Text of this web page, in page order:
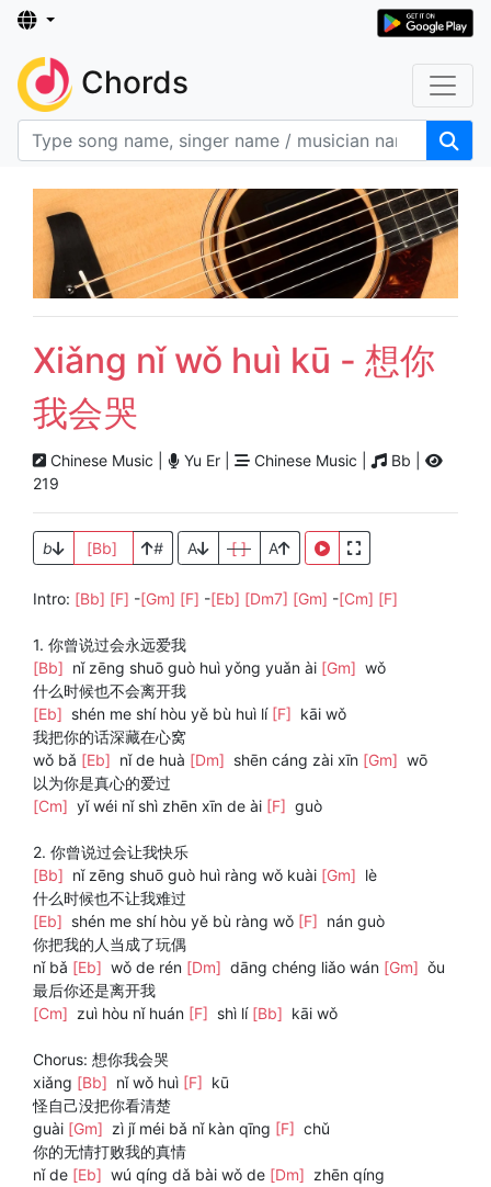
Chords
Xiǎng nǐ wǒ huì kū - 想你
我会哭
Chinese Music | Yu Er | Chinese Music |
Bb |
219
b [Bb] # A [ ] A
Intro: [Bb] [F] -[Gm] [F] -[Eb] [Dm7] [Gm] -[Cm] [F]
1. 你曾说过会永远爱我
[Bb] nǐ zēng shuō guò huì yǒng yuǎn ài [Gm] wǒ
什么时候也不会离开我
[Eb] shén me shí hòu yě bù huì lí [F] kāi wǒ
我把你的话深藏在心窝
wǒ bǎ [Eb] nǐ de huà [Dm] shēn cáng zài xīn [Gm] wō
以为你是真心的爱过
[Cm] yǐ wéi nǐ shì zhēn xīn de ài [F] guò
2. 你曾说过会让我快乐
[Bb] nǐ zēng shuō guò huì ràng wǒ kuài [Gm] lè
什么时候也不让我难过
[Eb] shén me shí hòu yě bù ràng wǒ [F] nán guò
你把我的人当成了玩偶
nǐ bǎ [Eb] wǒ de rén [Dm] dāng chéng liǎo wán [Gm] ǒu
最后你还是离开我
[Cm] zuì hòu nǐ huán [F] shì lí [Bb] kāi wǒ
Chorus: 想你我会哭
xiǎng [Bb] nǐ wǒ huì [F] kū
怪自己没把你看清楚
guài [Gm] zì jǐ méi bǎ nǐ kàn qīng [F] chǔ
你的无情打败我的真情
nǐ de [Eb] wú qíng dǎ bài wǒ de [Dm] zhēn qíng